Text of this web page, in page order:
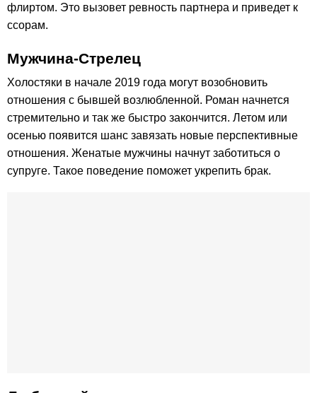
флиртом. Это вызовет ревность партнера и приведет к
ссорам.
Мужчина-Стрелец
Холостяки в начале 2019 года могут возобновить
отношения с бывшей возлюбленной. Роман начнется
стремительно и так же быстро закончится. Летом или
осенью появится шанс завязать новые перспективные
отношения. Женатые мужчины начнут заботиться о
супруге. Такое поведение поможет укрепить брак.